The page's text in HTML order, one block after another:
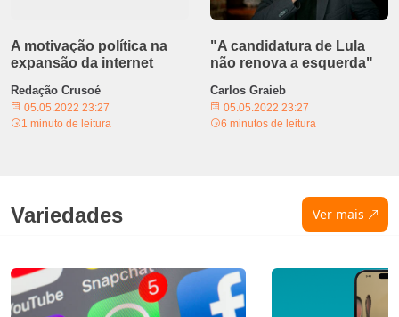
A motivação política na
expansão da internet
Redação Crusoé
05.05.2022 23:27
1 minuto de leitura
"A candidatura de Lula
não renova a esquerda"
Carlos Graieb
05.05.2022 23:27
6 minutos de leitura
Variedades Ver mais